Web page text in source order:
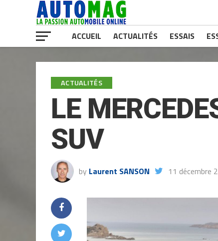
ACCUEIL ACTUALITÉS ESSAIS
ACTUALITÉS
LE
SUV
by Laurent SANSON 11 décembre